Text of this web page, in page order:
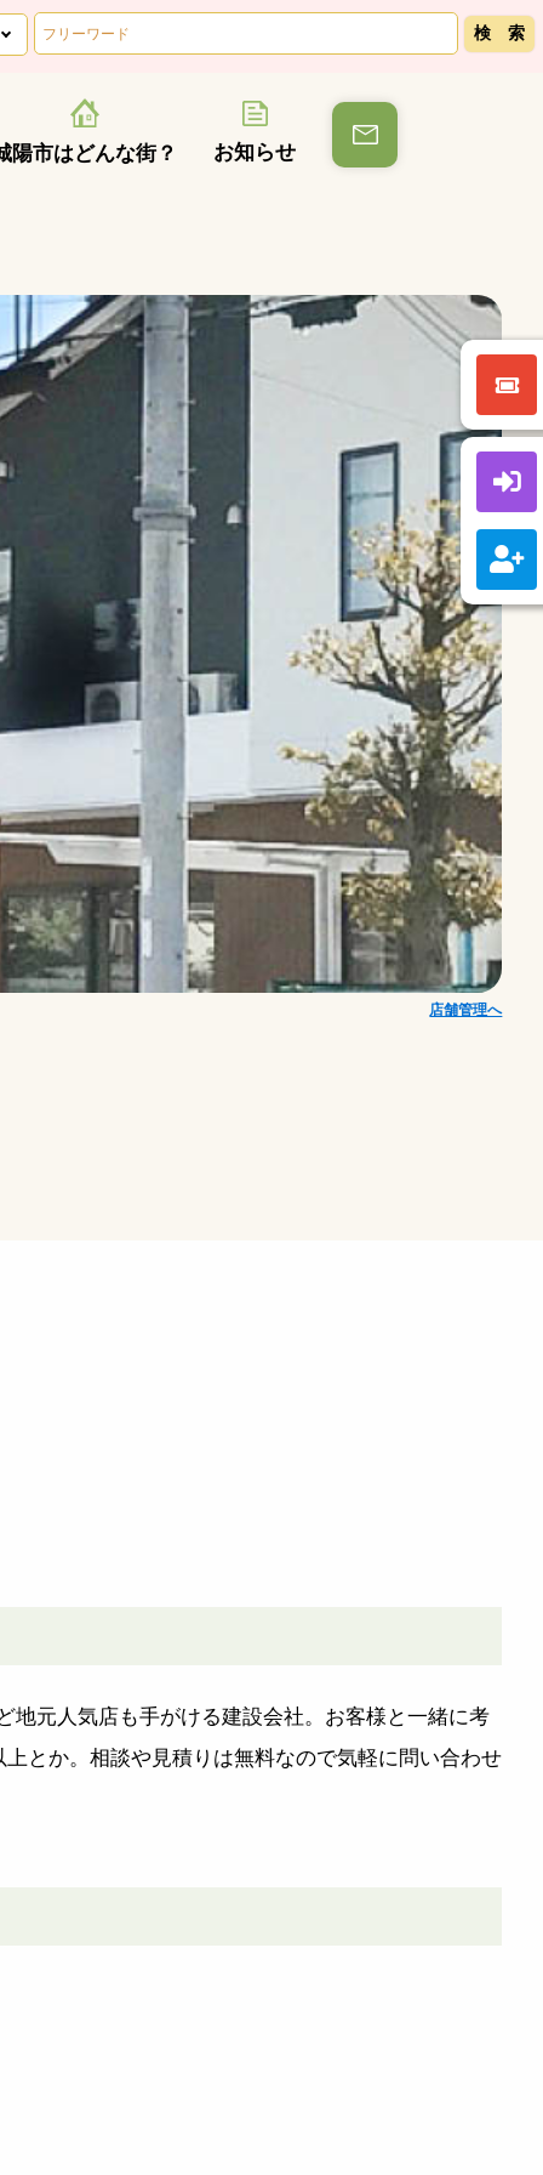
陽市はどんな街？ お知らせ
店舗管理へ
地元人気店も手がける建設会社。お客様と一緒に考
とか。相談や見積りは無料なので気軽に問い合わせ